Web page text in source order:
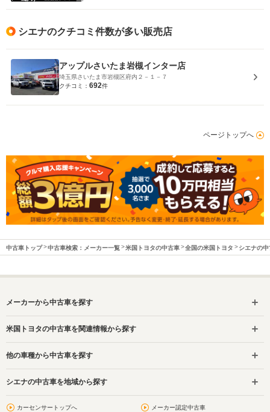
シエナのクチコミ件数が多い販売店
アップルさいたま岩槻インター店
埼玉県さいたま市岩槻区府内２－１－７
クチコミ： 692件
ページトップへ
中古車トップ 中古車検索：メーカー一覧 米国トヨタの中古車 全国の米国トヨタ シエナの中
メーカーから中古車を探す
米国トヨタの中古車を関連情報から探す
他の車種から中古車を探す
シエナの中古車を地域から探す
カーセンサートップへ メーカー認定中古車